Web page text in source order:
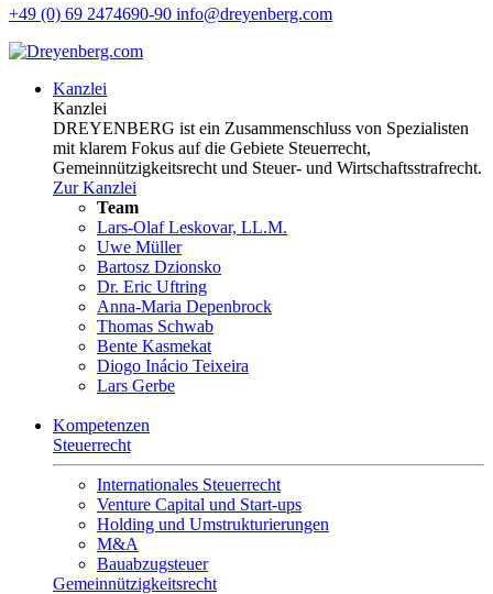
+49 (0) 69 2474690-90 info@dreyenberg.com
Kanzlei
Kanzlei
DREYENBERG ist ein Zusammenschluss von Spezialisten
mit klarem Fokus auf die Gebiete Steuerrecht,
Gemeinnützigkeitsrecht und Steuer- und Wirtschaftsstrafrecht.
Zur Kanzlei
Team
Lars-Olaf Leskovar, LL.M.
Uwe Müller
Bartosz Dzionsko
Dr. Eric Uftring
Anna-Maria Depenbrock
Thomas Schwab
Bente Kasmekat
Diogo Inácio Teixeira
Lars Gerbe
Kompetenzen
Steuerrecht
Internationales Steuerrecht
Venture Capital und Start-ups
Holding und Umstrukturierungen
M&A
Bauabzugsteuer
Gemeinnützigkeitsrecht